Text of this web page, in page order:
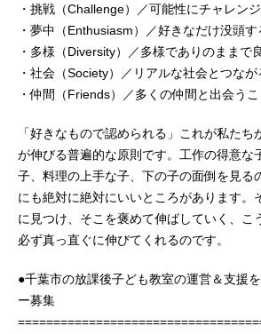
・挑戦（Challenge）／可能性にチャレン
・夢中（Enthusiasm）／好きなだけ没頭す
・多様（Diversity）／多様でありのままで
・社会（Society）／リアルな社会とつなが
・仲間（Friends）／多くの仲間と出会うこ
「好きなもので認められる」これが私たち
が伸びる普遍的な原則です。工作の得意な
子、料理の上手な子、下の子の面倒を見る
にも絶対に絶対にいいところがあります。
に見つけ、そこを褒めて伸ばしていく、こ
必ず真っ直ぐに伸びてくれるのです。
●千葉市の放課後子ども教室の運営＆支援
ー募集